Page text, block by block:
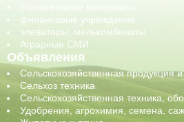
строительные материалы
финансовые учреждения
элеваторы, мелькомбинаты
Аграрные СМИ
Объявления
Сельскохозяйственная продукция
Сельхоз техника
Сельскохозяйственная техника,
Удобрения, агрохимия, семена,